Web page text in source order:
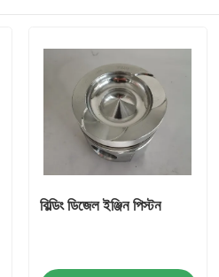
বিল্ডিং ডিজেল ইঞ্জিন পিস্টন